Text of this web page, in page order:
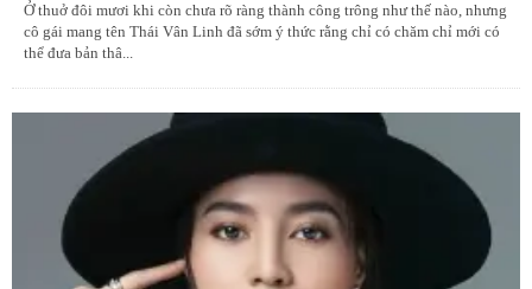
Ở thuở đôi mươi khi còn chưa rõ ràng thành công trông như thế nào, nhưng
cô gái mang tên Thái Vân Linh đã sớm ý thức rằng chỉ có chăm chỉ mới có
thể đưa bản thâ